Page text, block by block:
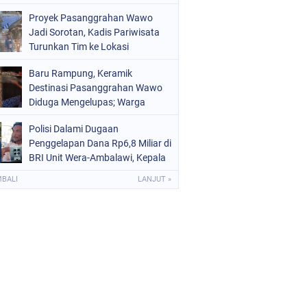
Proyek Pasanggrahan Wawo
Jadi Sorotan, Kadis Pariwisata
Turunkan Tim ke Lokasi
Baru Rampung, Keramik
Destinasi Pasanggrahan Wawo
Diduga Mengelupas; Warga
Juta
Polisi Dalami Dugaan
Penggelapan Dana Rp6,8 Miliar di
BRI Unit Wera-Ambalawi, Kepala
LANJUT »